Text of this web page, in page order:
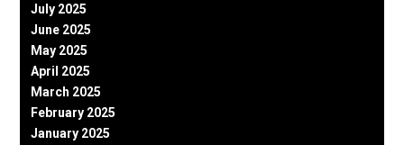
July 2025
June 2025
May 2025
April 2025
March 2025
February 2025
January 2025